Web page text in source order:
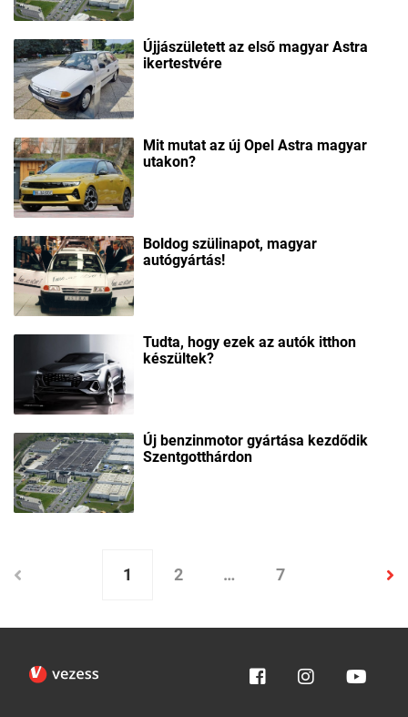
Újjászületett az első magyar Astra
ikertestvére
Mit mutat az új Opel Astra magyar
utakon?
Boldog szülinapot, magyar
autógyártás!
Tudta, hogy ezek az autók itthon
készültek?
Új benzinmotor gyártása kezdődik
Szentgotthárdon
1 2 … 7